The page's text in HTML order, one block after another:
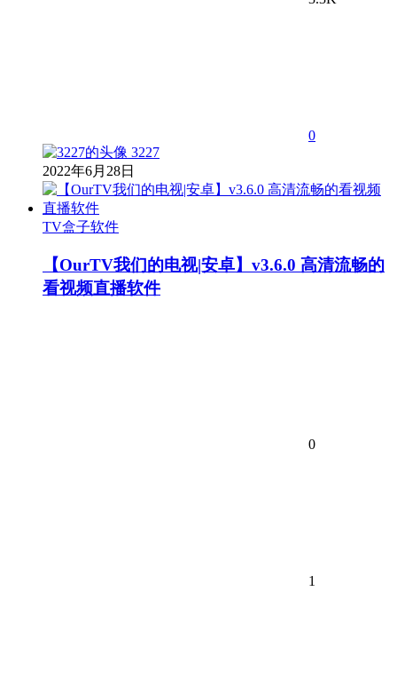
0
3227
2022年6月28日
TV盒子软件
【OurTV我们的电视|安卓】v3.6.0 高清流畅的
看视频直播软件
0
1